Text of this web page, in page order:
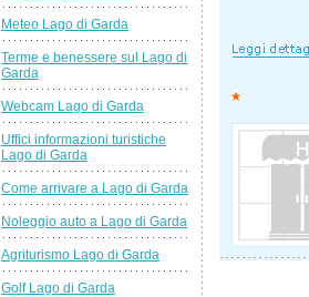
Meteo Lago di Garda
Terme e benessere sul Lago di
Garda
Webcam Lago di Garda
Uffici informazioni turistiche
Lago di Garda
Come arrivare a Lago di Garda
Noleggio auto a Lago di Garda
Agriturismo Lago di Garda
Golf Lago di Garda